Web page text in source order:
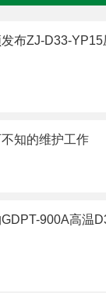
布ZJ-D33-
知的维护工作
900A高温